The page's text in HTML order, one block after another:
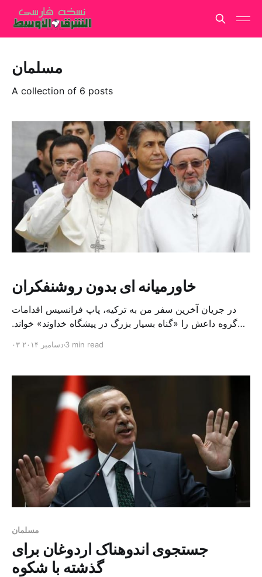
مسلمان
A collection of 6 posts
خاورمیانه ای بدون روشنفکران
در جریان آخرین سفر من به ترکیه، پاپ فرانسیس اقدامات
گروه داعش را «گناه بسیار بزرگ در پیشگاه خداوند» خواند.
بقبولاند، مسیحیانی که دو هزار سال در این منطقه برای عبادت
۰۳ دسامبر ۲۰۱۴ 3 min read
مسلمان
جستجوی اندوهناک اردوغان برای
گذشته با شکوه